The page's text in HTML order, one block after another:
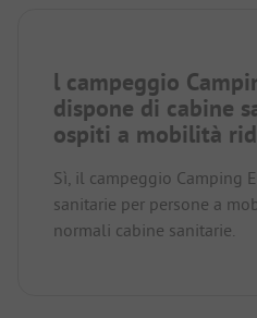
l campeggio
dispone di cabine
ospiti a mobilità
Sì, il campeggio Camping
sanitarie per persone a
normali cabine sanitarie.